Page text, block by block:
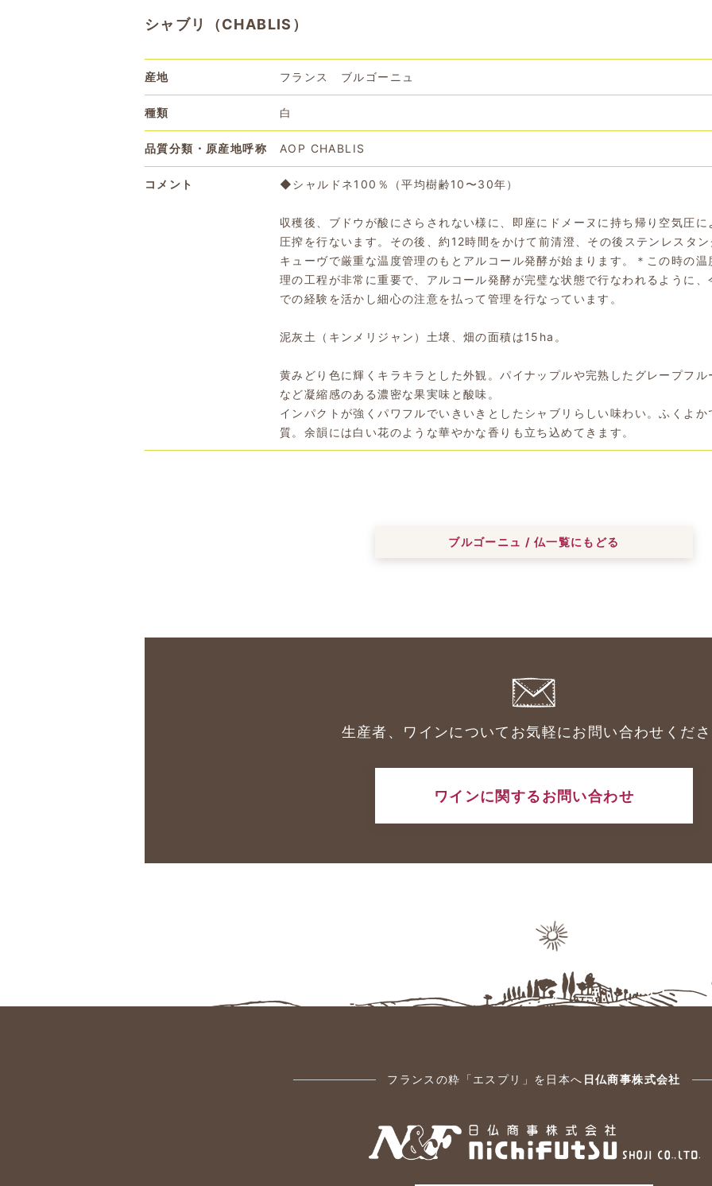
シャブリ（CHABLIS）
産地 フランス ブルゴーニュ
種類 白
品質分類・原産地呼称 AOP CHABLIS
コメント ◆シャルドネ100％（平均樹齢10〜30年）
収穫後、ブドウが酸にさらされない様に、即座にドメーヌに持ち帰り空気圧に
圧搾を行ないます。その後、約12時間をかけて前清澄、その後ステンレスタ
キューヴで厳重な温度管理のもとアルコール発酵が始まります。＊この時の温
理の工程が非常に重要で、アルコール発酵が完璧な状態で行なわれるように、
での経験を活かし細心の注意を払って管理を行なっています。
泥灰土（キンメリジャン）土壌、畑の面積は15ha。
黄みどり色に輝くキラキラとした外観。パイナップルや完熟したグレープフル
など凝縮感のある濃密な果実味と酸味。
インパクトが強くパワフルでいきいきとしたシャブリらしい味わい。ふくよか
質。余韻には白い花のような華やかな香りも立ち込めてきます。
ブルゴーニュ / 仏一覧にもどる
生産者、ワインについてお気軽にお問い合わせくだ
ワインに関するお問い合わせ
フランスの粋「エスプリ」を日本へ 日仏商事株式会社